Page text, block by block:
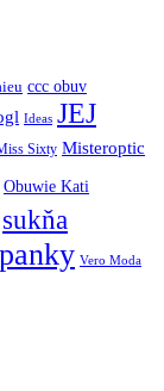
ccc obuv
Ideas JEJ
Sixty Misteroptic
Obuwie Kati
sukňa
Vero Moda